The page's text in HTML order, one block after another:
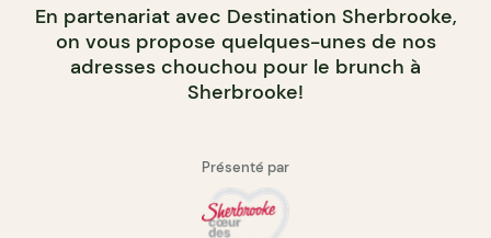
En partenariat avec Destination Sherbrooke,
on vous propose quelques-unes de nos
adresses chouchou pour le brunch à
Sherbrooke!
Présenté par